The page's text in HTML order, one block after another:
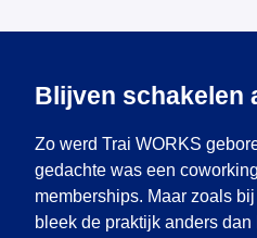
Blijven schakelen
Zo werd Trai WORKS
gedachte was een
memberships. Maar zoals
bleek de praktijk anders